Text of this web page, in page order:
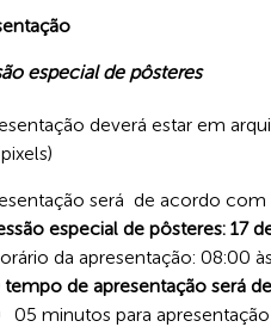
especial de pôsteres
deverá estar em
será de acordo com
especial de pôsteres: 17
da apresentação: 08:00
tempo de apresentação será
05 minutos para apresentação